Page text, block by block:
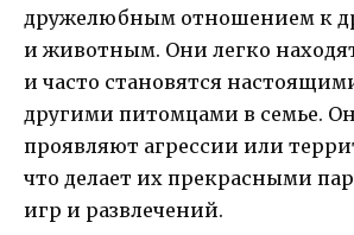
дружелюбным отношением к
и животным. Они легко
и часто становятся
другими питомцами в семье.
проявляют агрессии или
что делает их прекрасными
игр и развлечений.